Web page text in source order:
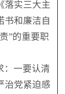
落实三大主
书和廉洁自
”的重要职
：一要认清
治党紧迫感